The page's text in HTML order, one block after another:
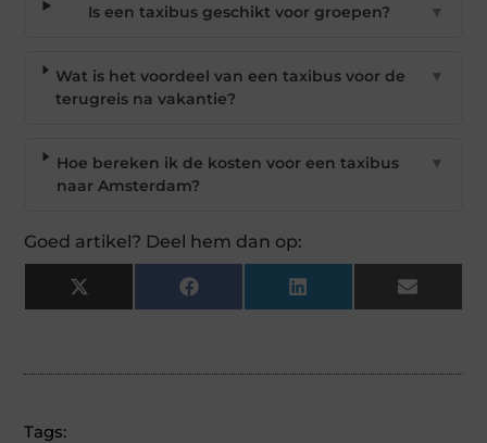
Is een taxibus geschikt voor groepen? ▼
Wat is het voordeel van een taxibus voor de
terugreis na vakantie?
▼
Hoe bereken ik de kosten voor een taxibus
naar Amsterdam?
▼
Goed artikel? Deel hem dan op:
X
(Twitter)
Facebook LinkedIn Email
Tags: